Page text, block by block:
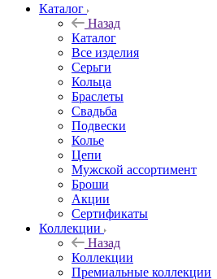
Каталог
Назад
Каталог
Все изделия
Серьги
Кольца
Браслеты
Свадьба
Подвески
Колье
Цепи
Мужской ассортимент
Броши
Акции
Сертификаты
Коллекции
Назад
Коллекции
Премиальные коллекции